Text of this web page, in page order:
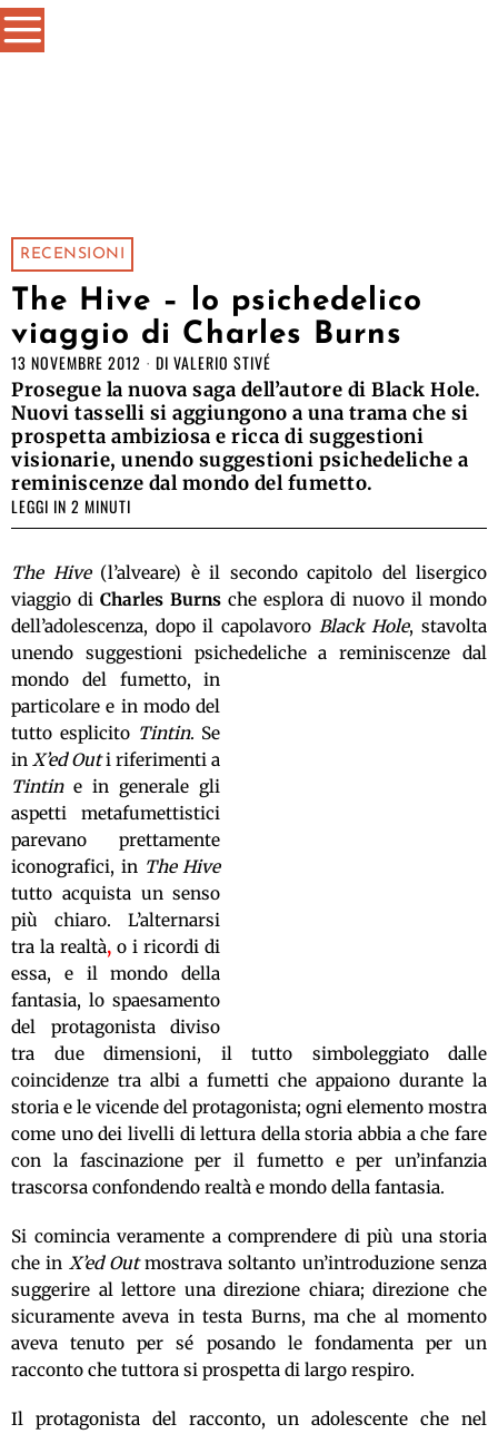
RECENSIONI
The Hive – lo psichedelico
viaggio di Charles Burns
13 NOVEMBRE 2012 DI VALERIO STIVÉ
Prosegue la nuova saga dell’autore di Black Hole.
Nuovi tasselli si aggiungono a una trama che si
prospetta ambiziosa e ricca di suggestioni
visionarie, unendo suggestioni psichedeliche a
reminiscenze dal mondo del fumetto.
LEGGI IN 2 MINUTI
The Hive(l’alveare) è il secondo capitolo del lisergico
viaggio di Charles Burns che esplora di nuovo il mondo
dell’adolescenza, dopo il capolavoro Black Hole, stavolta
unendo suggestioni psichedeliche a reminiscenze dal
mondo del fumetto,in
particolare e in modo del
tutto esplicito Tintin. Se
inX’ed Outi riferimenti a
Tintine in generale gli
aspetti metafumettistici
parevano prettamente
iconografici, in The Hive
tutto acquista un senso
più chiaro. L’alternarsi
tra la realtà, o i ricordi di
essa, e il mondo della
fantasia, lo spaesamento
del protagonista diviso
tra due dimensioni, il tutto simboleggiato dalle
coincidenze tra albi a fumetti che appaiono durante la
storia e le vicende del protagonista; ogni elemento mostra
come uno dei livelli di lettura della storia abbia a che fare
con la fascinazione per il fumetto e per un’infanzia
trascorsa confondendo realtà e mondo della fantasia.
Si comincia veramente a comprendere di più una storia
che in X’ed Outmostrava soltanto un’introduzione senza
suggerire al lettore una direzione chiara; direzione che
sicuramente aveva in testa Burns, ma che al momento
aveva tenuto per sé posando le fondamenta per un
racconto che tuttora si prospetta di largo respiro.
Il protagonista del racconto, un adolescente che nel